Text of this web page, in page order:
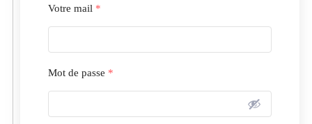
Votre mail *
Mot de passe *